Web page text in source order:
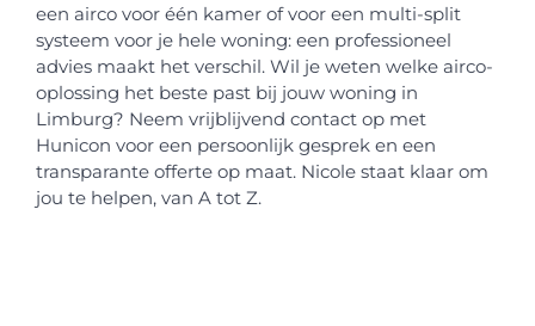
een airco voor één kamer of voor een multi-split
systeem voor je hele woning: een professioneel
advies maakt het verschil. Wil je weten welke airco-
oplossing het beste past bij jouw woning in
Limburg? Neem vrijblijvend contact op met
Hunicon voor een persoonlijk gesprek en een
transparante offerte op maat. Nicole staat klaar om
jou te helpen, van A tot Z.